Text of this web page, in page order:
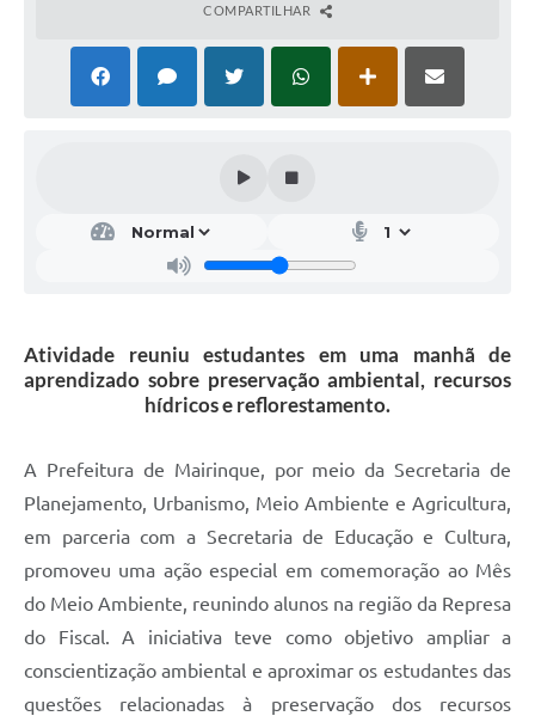
COMPARTILHAR
Atividade reuniu estudantes em uma manhã de
aprendizado sobre preservação ambiental, recursos
hídricos e reflorestamento.
A Prefeitura de Mairinque, por meio da Secretaria de
Planejamento, Urbanismo, Meio Ambiente e Agricultura,
em parceria com a Secretaria de Educação e Cultura,
promoveu uma ação especial em comemoração ao Mês
do Meio Ambiente, reunindo alunos na região da Represa
do Fiscal. A iniciativa teve como objetivo ampliar a
conscientização ambiental e aproximar os estudantes das
questões relacionadas à preservação dos recursos